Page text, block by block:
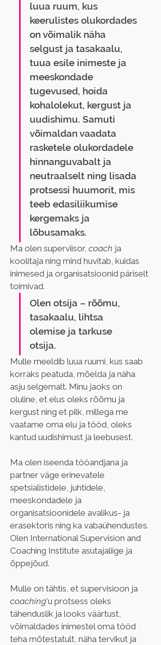
luua ruum, kus
keerulistes olukordades
on võimalik näha
selgust ja tasakaalu,
tuua esile inimeste ja
meeskondade
tugevused, hoida
kohalolekut, kergust ja
uudishimu. Samuti
võimaldan vaadata
rasketele olukordadele
hinnanguvabalt ja
neutraalselt ning lisada
protsessi huumorit, mis
teeb edasiliikumise
kergemaks ja
lõbusamaks.
Ma olen superviisor, coach ja
koolitaja ning mind huvitab, kuidas
inimesed ja organisatsioonid päriselt
toimivad.
Olen otsija – rõõmu,
tasakaalu, lihtsa
olemise ja tarkuse
otsija.
Mulle meeldib luua ruumi, kus saab
korraks peatuda, mõelda ja näha
asju selgemalt. Minu jaoks on
oluline, et elus oleks rõõmu ja
kergust ning et pilk, millega me
vaatame oma elu ja tööd, oleks
kantud uudishimust ja leebusest.
Ma olen iseenda tööandjana ja
partner väge erinevatele
spetsialistidele, juhtidele,
meeskondadele ja
organisatsioonidele avalikus- ja
erasektoris ning ka vabaühendustes.
Olen International Supervision and
Coaching Institute asutajaliige ja
õppejõud.
Mulle on tähtis, et supervisioon ja
coaching'u protsess oleks
tähenduslik ja looks väärtust,
võimaldades inimestel oma tööd
teha mõtestatult, näha tervikut ja